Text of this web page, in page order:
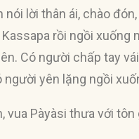
nói lời thân ái, chào
rồi ngồi
Có người chấp tay
yên lặng ngồi
vua Pàyàsi thưa với tôn